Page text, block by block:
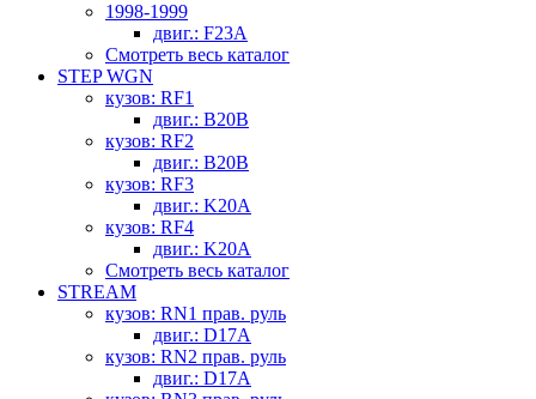
1998-1999
двиг.: F23A
Смотреть весь каталог
STEP WGN
кузов: RF1
двиг.: B20B
кузов: RF2
двиг.: B20B
кузов: RF3
двиг.: K20A
кузов: RF4
двиг.: K20A
Смотреть весь каталог
STREAM
кузов: RN1 прав. руль
двиг.: D17A
кузов: RN2 прав. руль
двиг.: D17A